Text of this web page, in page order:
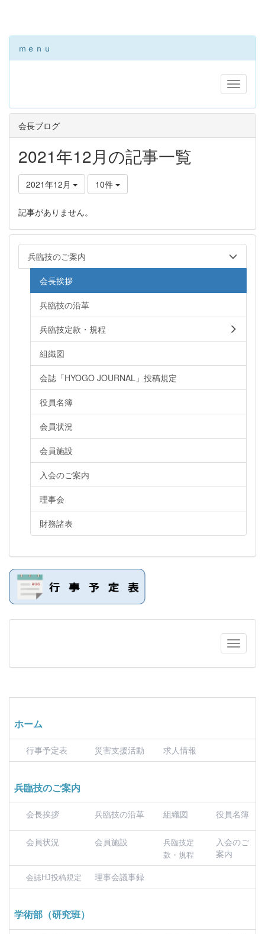
ｍｅｎｕ
会長ブログ
2021年12月の記事一覧
2021年12月 10件
記事がありません。
兵臨技のご案内
会長挨拶
兵臨技の沿革
兵臨技定款・規程
組織図
会誌「HYOGO JOURNAL」投稿規定
役員名簿
会員状況
会員施設
入会のご案内
理事会
財務諸表
ホーム
行事予定表 災害支援活動 求人情報
兵臨技のご案内
会長挨拶 兵臨技の沿革 組織図 役員名簿
会員状況 会員施設
兵臨技定
款・規程
入会のご
案内
会誌HJ投稿規定 理事会議事録
学術部（研究班）